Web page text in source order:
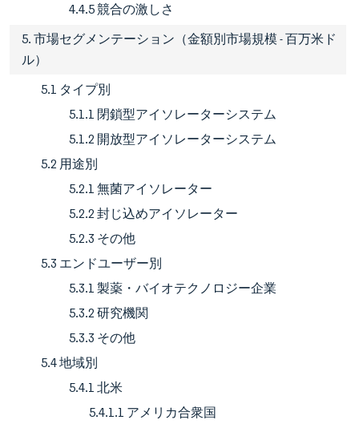
4.4.5 競合の激しさ
5. 市場セグメンテーション（金額別市場規模 - 百万米ド
ル）
5.1 タイプ別
5.1.1 閉鎖型アイソレーターシステム
5.1.2 開放型アイソレーターシステム
5.2 用途別
5.2.1 無菌アイソレーター
5.2.2 封じ込めアイソレーター
5.2.3 その他
5.3 エンドユーザー別
5.3.1 製薬・バイオテクノロジー企業
5.3.2 研究機関
5.3.3 その他
5.4 地域別
5.4.1 北米
5.4.1.1 アメリカ合衆国